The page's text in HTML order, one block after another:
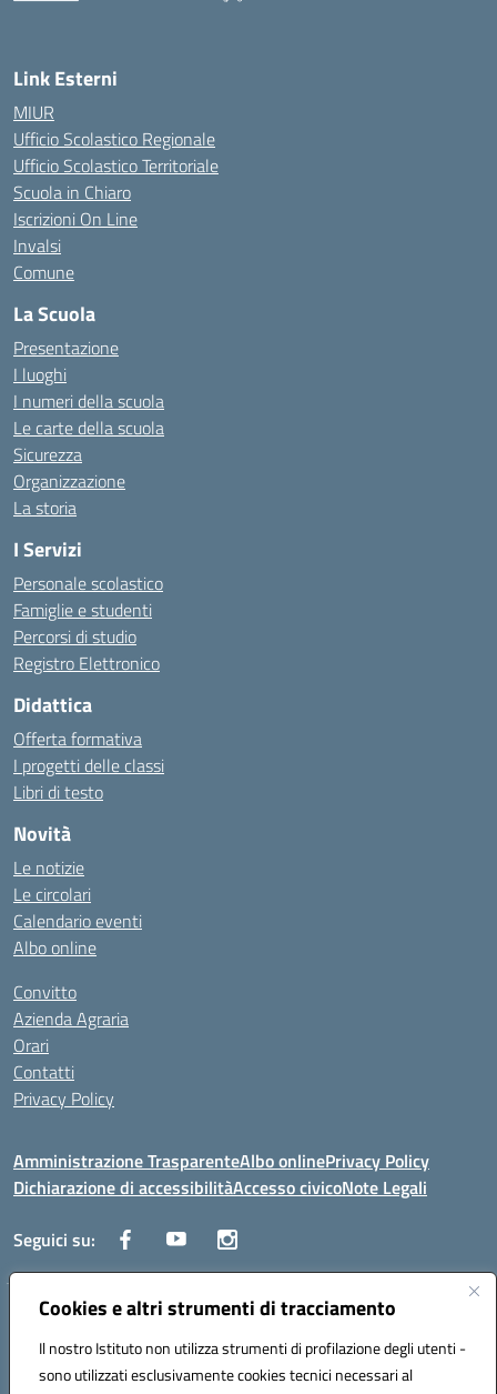
Cookies e altri strumenti di tracciamento
Il nostro Istituto non utilizza strumenti di profilazione degli utenti -
sono utilizzati esclusivamente cookies tecnici necessari al
Link Esterni
MIUR
Ufficio Scolastico Regionale
Ufficio Scolastico Territoriale
Scuola in Chiaro
Iscrizioni On Line
Invalsi
Comune
La Scuola
Presentazione
I luoghi
I numeri della scuola
Le carte della scuola
Sicurezza
Organizzazione
La storia
I Servizi
Personale scolastico
Famiglie e studenti
Percorsi di studio
Registro Elettronico
Didattica
Offerta formativa
I progetti delle classi
Libri di testo
Novità
Le notizie
Le circolari
Calendario eventi
Albo online
Convitto
Azienda Agraria
Orari
Contatti
Privacy Policy
Amministrazione TrasparenteAlbo onlinePrivacy Policy
Dichiarazione di accessibilitàAccesso civicoNote Legali
Seguici su:
Via dei Cappuccini, 5 - 60044 Fabriano (AN) - Tel. 0732 3373 - 0732
3573 - Mail: anis01700P@istruzione.it - PEC:
Codice meccanografico: ANIS01700P - Codice iPA: istsc_ANIS01700P -